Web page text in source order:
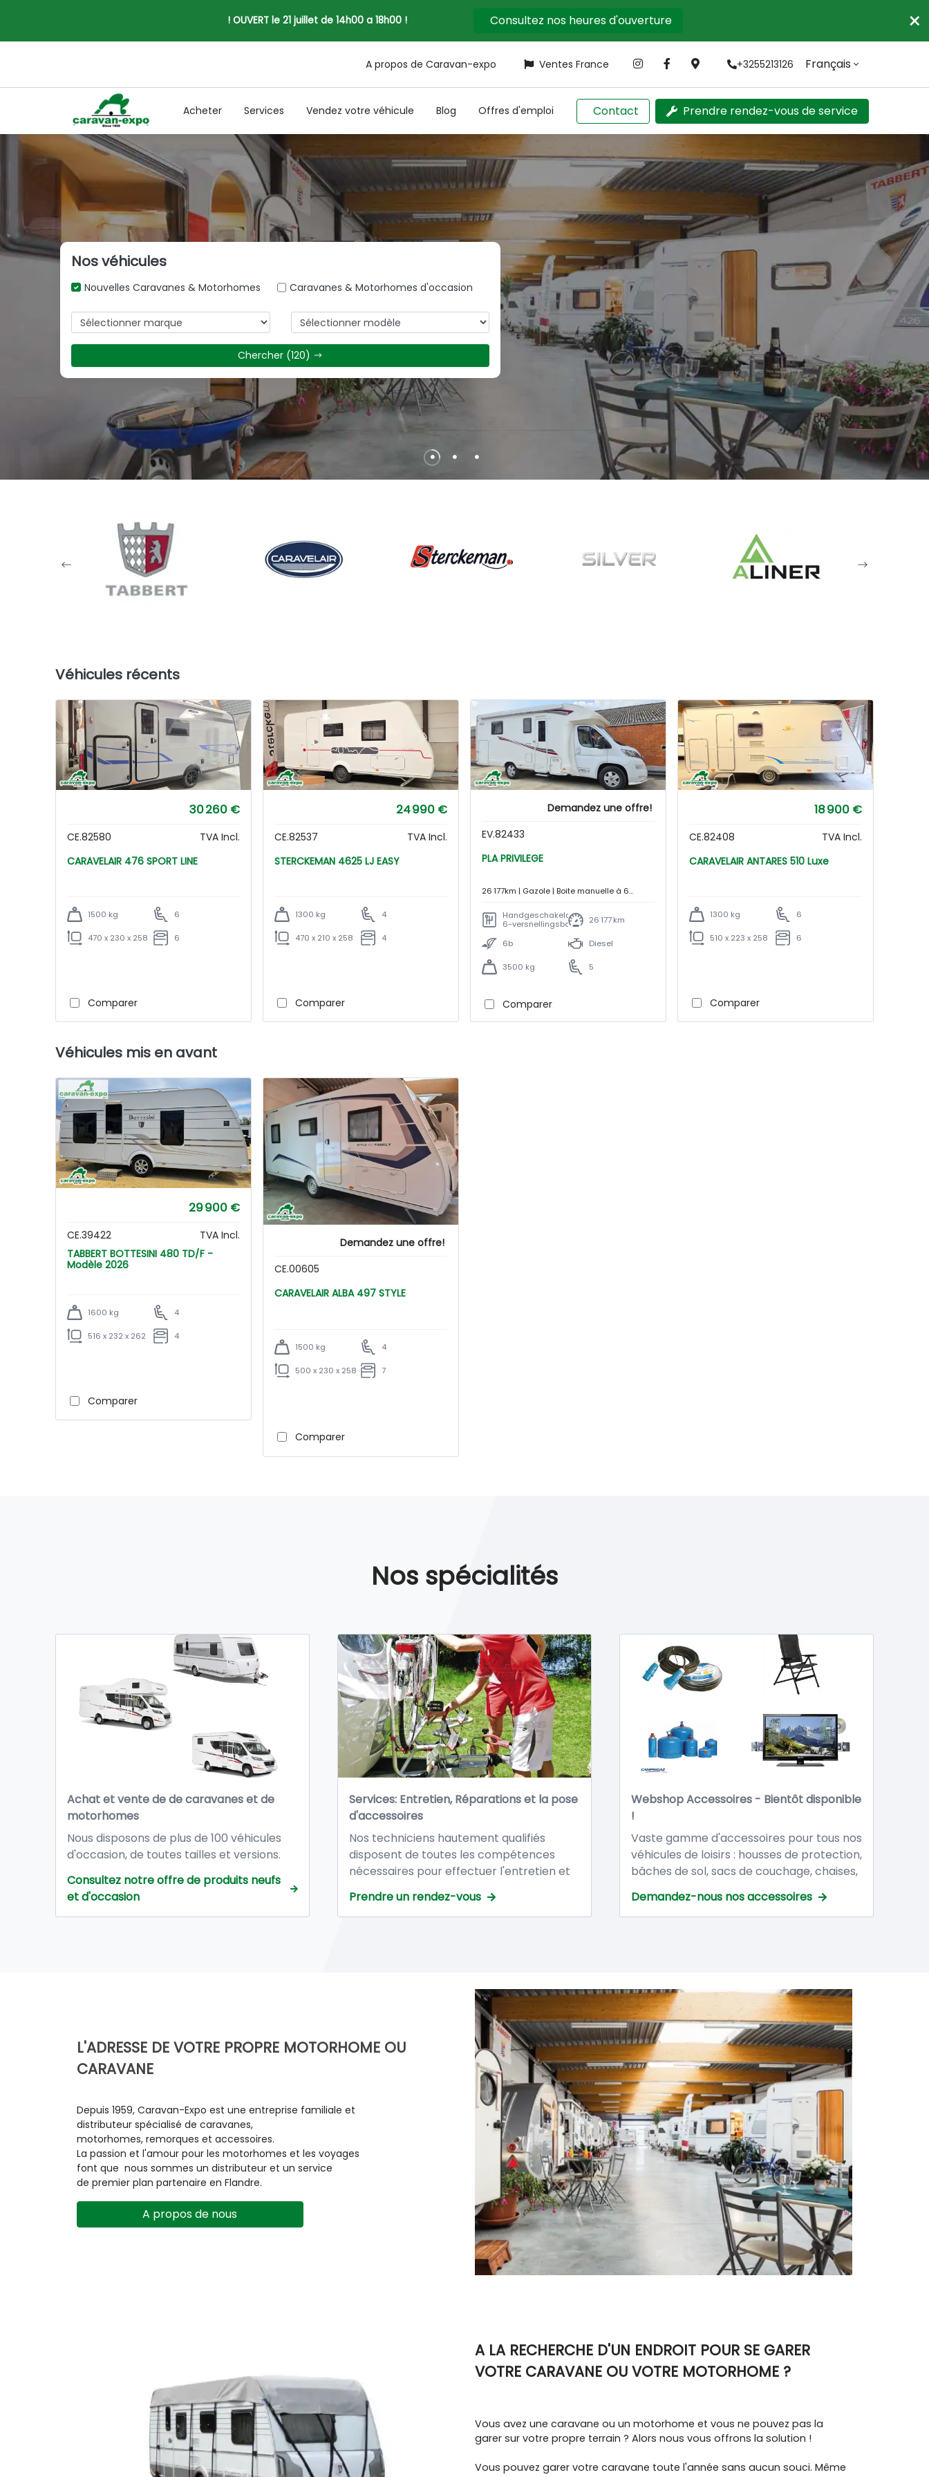
! OUVERT le 21 juillet de 14h00 a 18h00 ! Consultez nos heures d'ouverture ×
A propos de Caravan-expo Ventes France +3255213126 Français
Acheter Services Vendez votre véhicule Blog Offres d'emploi Contact Prendre rendez-vous de service
• • •
Nos véhicules
Nouvelles Caravanes & Motorhomes Caravanes & Motorhomes d'occasion
Chercher (120)
Véhicules récents
30 260 €
CE.82580
TVA Incl.
CARAVELAIR 476 SPORT LINE
1500 kg 6
470 x 230 x 258 6
Comparer
24 990 €
CE.82537
TVA Incl.
STERCKEMAN 4625 LJ EASY
1300 kg 4
470 x 210 x 258 4
Comparer
Demandez une offre!
EV.82433
PLA PRIVILEGE
26 177km | Gazole | Boite manuelle à 6
Handgeschakelde
6-versnellingsbak
26 177 km
6b Diesel
3500 kg 5
Comparer
18 900 €
CE.82408
TVA Incl.
CARAVELAIR ANTARES 510 Luxe
1300 kg 6
510 x 223 x 258 6
Comparer
Véhicules mis en avant
29 900 €
CE.39422
TVA Incl.
TABBERT BOTTESINI 480 TD/F -
Modèle 2026
1600 kg 4
516 x 232 x 262 4
Comparer
Demandez une offre!
CE.00605
CARAVELAIR ALBA 497 STYLE
1500 kg 4
500 x 230 x 258 7
Comparer
Nos spécialités
Achat et vente de de caravanes et de
motorhomes
Nous disposons de plus de 100 véhicules
d'occasion, de toutes tailles et versions.
Tous nos véhicules d'occasion sont vendus
avec : Garantie totale de 12 mois à
compter de la date de livraison dans nos
ateliers.
Consultez notre offre de produits neufs
et d'occasion
Services: Entretien, Réparations et la pose
d'accessoires
Nos techniciens hautement qualifiés
disposent de toutes les compétences
nécessaires pour effectuer l'entretien et
la réparation de votre caravane ou
camping-car afin de vous apporter un
service de qualité.
Prendre un rendez-vous
Webshop Accessoires - Bientôt disponible
!
Vaste gamme d'accessoires pour tous nos
véhicules de loisirs : housses de protection,
bâches de sol, sacs de couchage, chaises,
tables, vaisselle, etc. Posez votre question,
nous serons heureux de vous conseiller !
Demandez-nous nos accessoires
L'ADRESSE DE VOTRE PROPRE MOTORHOME OU
CARAVANE
Depuis 1959, Caravan-Expo est une entreprise familiale et
distributeur spécialisé de caravanes,
motorhomes, remorques et accessoires.
La passion et l'amour pour les motorhomes et les voyages
font que nous sommes un distributeur et un service
de premier plan partenaire en Flandre.
A propos de nous
A LA RECHERCHE D'UN ENDROIT POUR SE GARER
VOTRE CARAVANE OU VOTRE MOTORHOME ?
Vous avez une caravane ou un motorhome et vous ne pouvez pas la
garer sur votre propre terrain ? Alors nous vous offrons la solution !
Vous pouvez garer votre caravane toute l'année sans aucun souci. Même